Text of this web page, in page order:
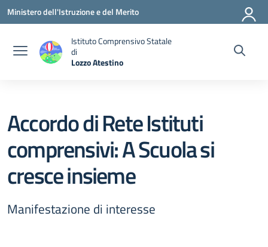
Vai ai contenuti
Vai al menu di navigazione
Vai al footer
Ministero dell'Istruzione e del Merito
Istituto Comprensivo Statale
di
Lozzo Atestino
Accordo di Rete Istituti
comprensivi: A Scuola si
cresce insieme
Manifestazione di interesse